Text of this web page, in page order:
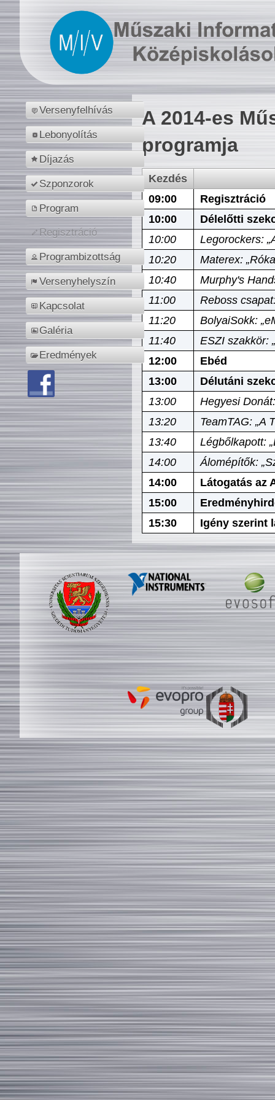
Versenyfelhívás
Lebonyolítás
Díjazás
Szponzorok
Program
Regisztráció
Programbizottság
Versenyhelyszín
Kapcsolat
Galéria
Eredmények
A 2014-es
programja
Kezdés
09:00
Regisztráció
10:00
Délelőtti
10:00
Legorockers:
10:20
Materex:
10:40
Murphy's
11:00
Reboss
11:20
BolyaiSokk:
11:40
ESZI szakkör:
12:00
Ebéd
13:00
Délutáni
13:00
Hegyesi
13:20
TeamTAG: „A
13:40
Légbőlkapott:
14:00
Álomépítők:
14:00
Látogatás az
15:00
15:30
Igény szerint